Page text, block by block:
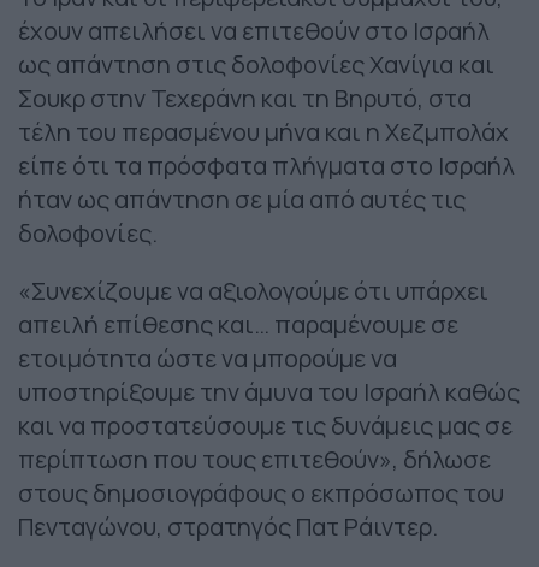
έχουν απειλήσει να επιτεθούν στο Ισραήλ
ως απάντηση στις δολοφονίες Χανίγια και
Σουκρ στην Τεχεράνη και τη Βηρυτό, στα
τέλη του περασμένου μήνα και η Χεζμπολάχ
είπε ότι τα πρόσφατα πλήγματα στο Ισραήλ
ήταν ως απάντηση σε μία από αυτές τις
δολοφονίες.
«Συνεχίζουμε να αξιολογούμε ότι υπάρχει
απειλή επίθεσης και… παραμένουμε σε
ετοιμότητα ώστε να μπορούμε να
υποστηρίξουμε την άμυνα του Ισραήλ καθώς
και να προστατεύσουμε τις δυνάμεις μας σε
περίπτωση που τους επιτεθούν», δήλωσε
στους δημοσιογράφους ο εκπρόσωπος του
Πενταγώνου, στρατηγός Πατ Ράιντερ.